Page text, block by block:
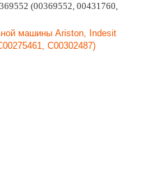
(00369552, 00431760,